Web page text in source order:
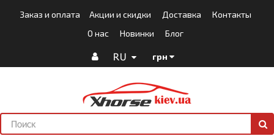
Заказ и оплата Акции и скидки Доставка
Контакты
О нас
Новинки Блог
RU грн